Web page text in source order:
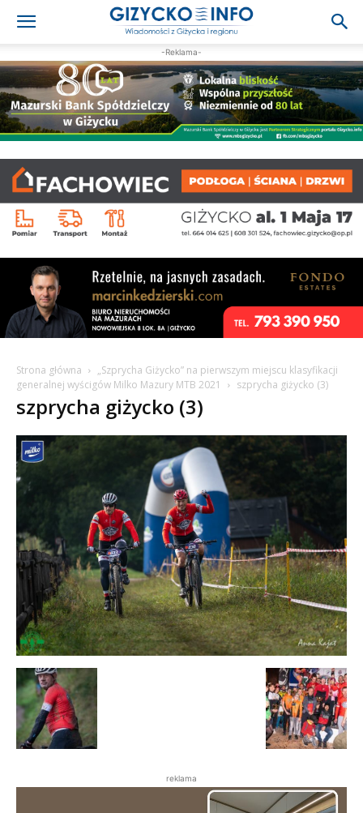
-Reklama-
Strona główna
„Szprycha Giżycko” na pierwszym miejscu klasyfikacji
generalnej wyścigów Milko Mazury MTB 2021
szprycha giżycko (3)
szprycha giżycko (3)
reklama